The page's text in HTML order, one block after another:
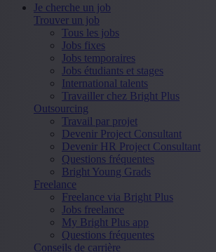
Je cherche un job
Trouver un job
Tous les jobs
Jobs fixes
Jobs temporaires
Jobs étudiants et stages
International talents
Travailler chez Bright Plus
Outsourcing
Travail par projet
Devenir Project Consultant
Devenir HR Project Consultant
Questions fréquentes
Bright Young Grads
Freelance
Freelance via Bright Plus
Jobs freelance
My Bright Plus app
Questions fréquentes
Conseils de carrière